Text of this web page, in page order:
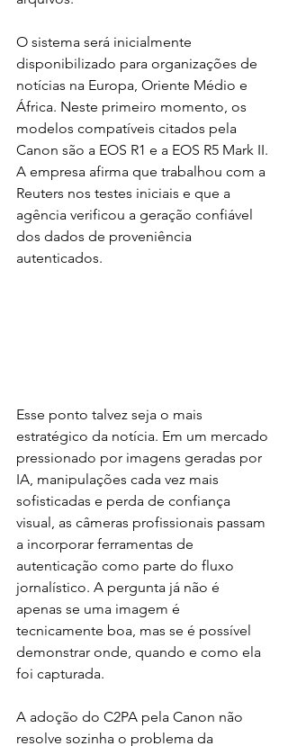
O sistema será inicialmente
disponibilizado para organizações de
notícias na Europa, Oriente Médio e
África. Neste primeiro momento, os
modelos compatíveis citados pela
Canon são a EOS R1 e a EOS R5 Mark II.
A empresa afirma que trabalhou com a
Reuters nos testes iniciais e que a
agência verificou a geração confiável
dos dados de proveniência
autenticados.
Esse ponto talvez seja o mais
estratégico da notícia. Em um mercado
pressionado por imagens geradas por
IA, manipulações cada vez mais
sofisticadas e perda de confiança
visual, as câmeras profissionais passam
a incorporar ferramentas de
autenticação como parte do fluxo
jornalístico. A pergunta já não é
apenas se uma imagem é
tecnicamente boa, mas se é possível
demonstrar onde, quando e como ela
foi capturada.
A adoção do C2PA pela Canon não
resolve sozinha o problema da